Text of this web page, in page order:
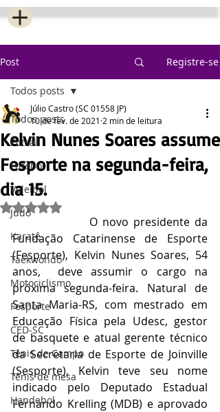
Post Registre-se
Todos posts
Futsal
Futebol
Voleibol
Judô
Karatê
Taekwondo
Motociclismo
Fesporte
CED-SC
Tênis de Campo
Tênis de mesa
Handebol
Todos posts
Kelvin Nunes Soares assume
Fesporte na segunda-feira,
dia 15.
Júlio Castro (SC 01558 JP)
10 de fev. de 2021 2 min de leitura
Avaliado com NaN de 5 estrelas.
Fundação Catarinense de Esporte
(Fesporte), Kelvin Nunes Soares, 54
anos,  deve assumir o cargo na
próxima segunda-feira. Natural de
Santa Maria-RS, com mestrado em
Educação Física pela Udesc, gestor
de basquete e atual gerente técnico
da Secretaria de Esporte de Joinville
(Sesporte), Kelvin teve seu nome
indicado pelo Deputado Estadual
Fernando Krelling (MDB) e aprovado